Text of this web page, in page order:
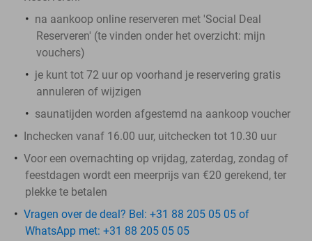
na aankoop online reserveren met 'Social Deal
Reserveren' (te vinden onder het overzicht: mijn
vouchers)
je kunt tot 72 uur op voorhand je reservering gratis
annuleren of wijzigen
saunatijden worden afgestemd na aankoop voucher
Inchecken vanaf 16.00 uur, uitchecken tot 10.30 uur
Voor een overnachting op vrijdag, zaterdag, zondag of
feestdagen wordt een meerprijs van €20 gerekend, ter
plekke te betalen
Vragen over de deal? Bel: +31 88 205 05 05 of
WhatsApp met: +31 88 205 05 05